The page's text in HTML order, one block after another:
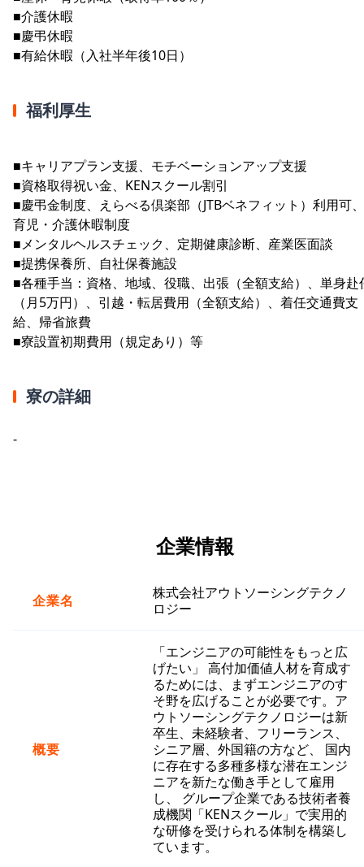
■介護休暇
■慶弔休暇
■有給休暇（入社半年後10日）
福利厚生
■キャリアプラン支援、モチベーションアップ支援
■資格取得祝い金、KENスクール割引
■慶弔金制度、えらべる倶楽部（JTBベネフィット）利用可、
育児・介護休暇制度
■メンタルヘルスチェック、定期健康診断、産業医面談
■提携保養所、自社保養施設
■各種手当：資格、地域、役職、出張（全額支給）、単身赴
（月5万円）、引越・転居費用（全額支給）、着任交通費支
給、帰省旅費
■寮設置初期費用（規定あり）等
寮の詳細
-
企業情報
企業名
株式会社アウトソーシングテクノ
ロジー
概要
「エンジニアの可能性をもっと広
げたい」 高付加価値人材を育成す
るためには、まずエンジニアのす
そ野を広げることが必要です。ア
ウトソーシングテクノロジーは新
卒生、未経験者、フリーランス、
シニア層、外国籍の方など、 国内
に存在する多種多様な潜在エンジ
ニアを新たな働き手として雇用
し、 グループ企業である技術者養
成機関「KENスクール」で実用的
な研修を受けられる体制を構築し
ています。